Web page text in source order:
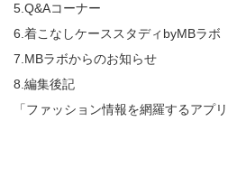
5.Q&Aコーナー
6.着こなしケーススタディbyMBラボ
7.MBラボからのお知らせ
8.編集後記
「ファッション情報を網羅するアプリ